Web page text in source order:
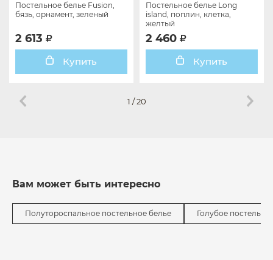
Постельное белье Fusion,
бязь, орнамент, зеленый
2 613
Купить
Постельное белье Long
island, поплин, клетка,
желтый
2 460
Купить
1 /20
Вам может быть интересно
Полутороспальное постельное белье Голубое